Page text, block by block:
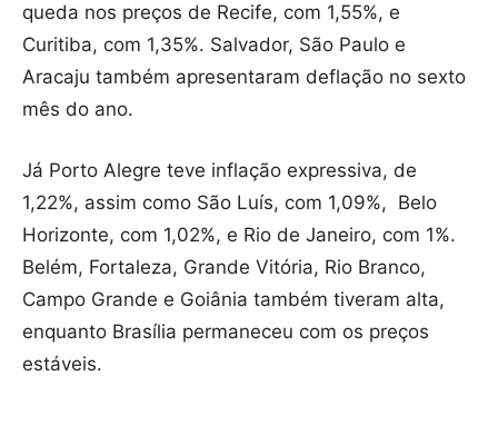
queda nos preços de Recife, com 1,55%, e
Curitiba, com 1,35%. Salvador, São Paulo e
Aracaju também apresentaram deflação no sexto
mês do ano.
Já Porto Alegre teve inflação expressiva, de
1,22%, assim como São Luís, com 1,09%, Belo
Horizonte, com 1,02%, e Rio de Janeiro, com 1%.
Belém, Fortaleza, Grande Vitória, Rio Branco,
Campo Grande e Goiânia também tiveram alta,
enquanto Brasília permaneceu com os preços
estáveis.